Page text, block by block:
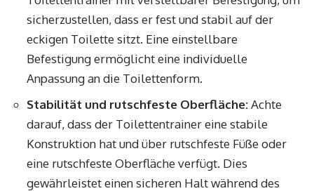
sicherzustellen, dass er fest und stabil auf der
eckigen Toilette sitzt. Eine einstellbare
Befestigung ermöglicht eine individuelle
Anpassung an die Toilettenform.
Stabilität und rutschfeste Oberfläche:Achte
darauf, dass der Toilettentrainer eine stabile
Konstruktion hat und über rutschfeste Füße oder
eine rutschfeste Oberfläche verfügt. Dies
gewährleistet einen sicheren Halt während des